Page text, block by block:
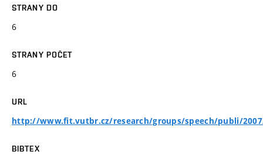
STRANY DO
6
STRANY POČET
6
URL
http://www.fit.vutbr.cz/research/groups/speech/publi/
BIBTEX